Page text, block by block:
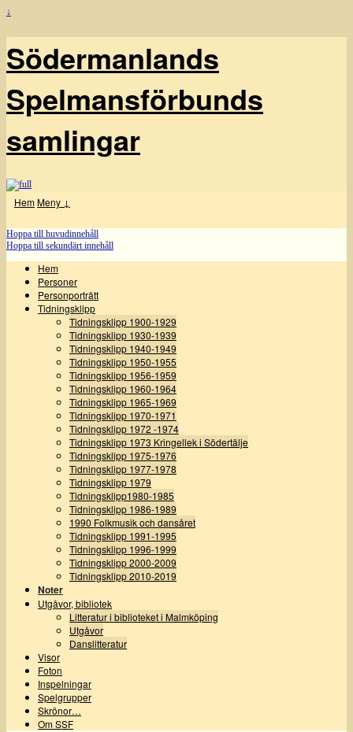
↓
Södermanlands
Spelmansförbunds
samlingar
HemMeny ↓
Hoppa till huvudinnehåll
Hoppa till sekundärt innehåll
Hem
Personer
Personporträtt
Tidningsklipp
Tidningsklipp 1900-1929
Tidningsklipp 1930-1939
Tidningsklipp 1940-1949
Tidningsklipp 1950-1955
Tidningsklipp 1956-1959
Tidningsklipp 1960-1964
Tidningsklipp 1965-1969
Tidningsklipp 1970-1971
Tidningsklipp 1972 -1974
Tidningsklipp 1973 Kringellek i Södertälje
Tidningsklipp 1975-1976
Tidningsklipp 1977-1978
Tidningsklipp 1979
Tidningsklipp1980-1985
Tidningsklipp 1986-1989
1990 Folkmusik och dansåret
Tidningsklipp 1991-1995
Tidningsklipp 1996-1999
Tidningsklipp 2000-2009
Tidningsklipp 2010-2019
Noter
Utgåvor, bibliotek
Litteratur i biblioteket i Malmköping
Utgåvor
Danslitteratur
Visor
Foton
Inspelningar
Spelgrupper
Skrönor…
Om SSF